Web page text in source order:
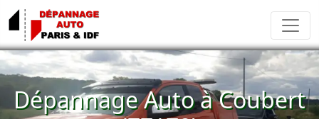
Dépannage Auto à Coubert